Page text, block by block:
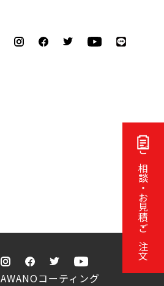
ご相談・お見積・ご注文
AWANOコーティング